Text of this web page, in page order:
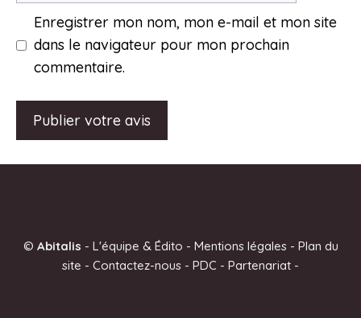
Enregistrer mon nom, mon e-mail et mon site
dans le navigateur pour mon prochain
commentaire.
© Abitalis - L'équipe & Édito - Mentions légales- Plan du
site - Contactez-nous - PDC - Partenariat -